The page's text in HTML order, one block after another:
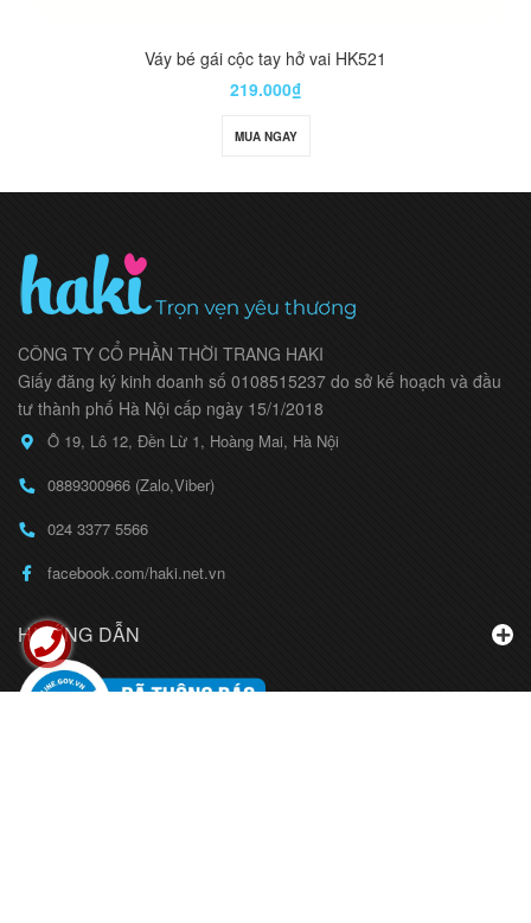
Váy bé gái cộc tay hở vai HK521
219.000₫
MUA NGAY
CÔNG TY CỔ PHẦN THỜI TRANG HAKI
Giấy đăng ký kinh doanh số 0108515237 do sở kế hoạch và đầu
tư thành phố Hà Nội cấp ngày 15/1/2018
Ô 19, Lô 12, Đền Lừ 1, Hoàng Mai, Hà Nội
0889300966 (Zalo,Viber)
024 3377 5566
facebook.com/haki.net.vn
HƯỚNG DẪN